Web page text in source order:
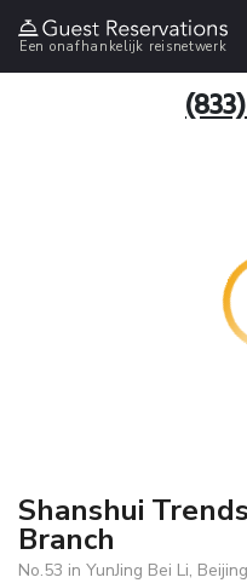
Een onafhankelijk reisnetwerk
Shanshui
Branch
No.53 in YunJing Bei Li,